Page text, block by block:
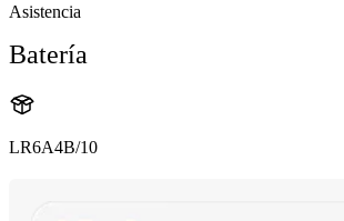
Asistencia
Batería
LR6A4B/10